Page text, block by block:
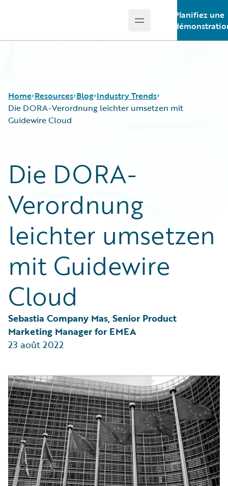
Open main menu
Planifiez une
Home Resources
Podcasts
Blog
Help and Support
Insurance Technology FAQ
Blog
Careers
Customer Viewpoint
Developers
General Interest
Partner Perspective
Technology
Industry Trends
Die DORA-Verordnung leichter umsetzen mit
Guidewire Cloud
Die DORA-
Verordnung
leichter umsetzen
mit Guidewire
Cloud
Sebastia Company Mas, Senior Product
Marketing Manager for EMEA
23 août 2022